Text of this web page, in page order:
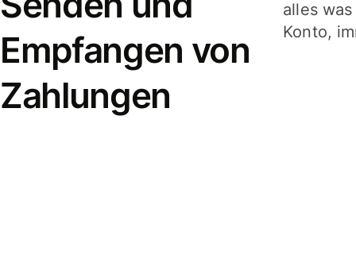
Empfangen von
Zahlungen
alles
Konto,